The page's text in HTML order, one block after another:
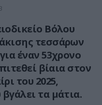
Βόλου
τεσσάρων
έναν 53χρονο
βίαια στον
του 2025,
τα μάτια.